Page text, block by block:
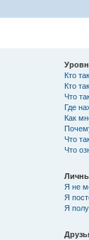
Кто
Кто
Что
Где
Как
Что
Что
Я не
Я
Я